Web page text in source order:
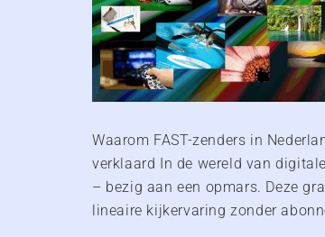
Waarom FAST-zenders in
verklaard In de wereld van
– bezig aan een opmars. Deze
lineaire kijkervaring zonder